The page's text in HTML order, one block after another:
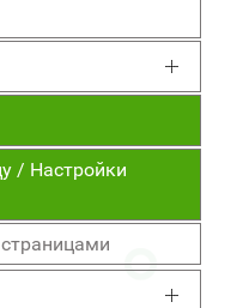
/ Настройки